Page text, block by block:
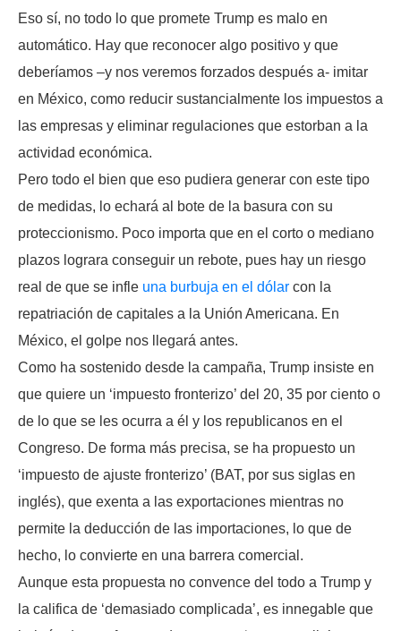
Eso sí, no todo lo que promete Trump es malo en
automático. Hay que reconocer algo positivo y que
deberíamos –y nos veremos forzados después a- imitar
en México, como reducir sustancialmente los impuestos a
las empresas y eliminar regulaciones que estorban a la
actividad económica.
Pero todo el bien que eso pudiera generar con este tipo
de medidas, lo echará al bote de la basura con su
proteccionismo. Poco importa que en el corto o mediano
plazos lograra conseguir un rebote, pues hay un riesgo
real de que se infle una burbuja en el dólar con la
repatriación de capitales a la Unión Americana. En
México, el golpe nos llegará antes.
Como ha sostenido desde la campaña, Trump insiste en
que quiere un ‘impuesto fronterizo’ del 20, 35 por ciento o
de lo que se les ocurra a él y los republicanos en el
Congreso. De forma más precisa, se ha propuesto un
‘impuesto de ajuste fronterizo’ (BAT, por sus siglas en
inglés), que exenta a las exportaciones mientras no
permite la deducción de las importaciones, lo que de
hecho, lo convierte en una barrera comercial.
Aunque esta propuesta no convence del todo a Trump y
la califica de ‘demasiado complicada’, es innegable que